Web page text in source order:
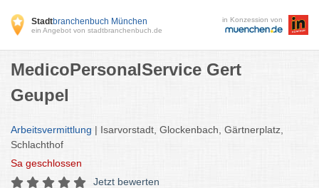
Stadtbranchenbuch München
ein Angebot von stadtbranchenbuch.de
in Konzession von
MedicoPersonalService Gert
Geupel
Arbeitsvermittlung | Isarvorstadt, Glockenbach, Gärtnerplatz,
Schlachthof
Sa geschlossen
Jetzt bewerten